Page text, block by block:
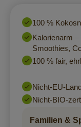
100 %
Kalorienarm
Smoothies,
100 % fair,
Nicht-EU-
Nicht-BIO-
Familien &